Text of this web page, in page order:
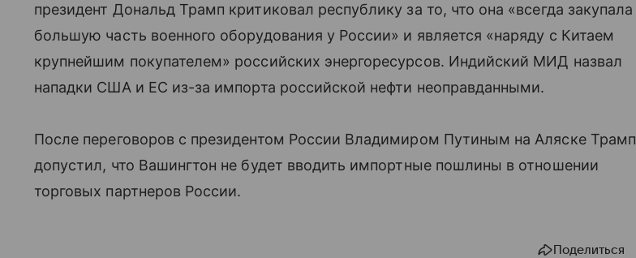
президент Дональд Трамп критиковал республику за то, что она «всегда закупала
большую часть военного оборудования у России» и является «наряду с Китаем
крупнейшим покупателем» российских энергоресурсов. Индийский МИД назвал
нападки США и ЕС из-за импорта российской нефти неоправданными.
После переговоров с президентом России Владимиром Путиным на Аляске Трамп
допустил, что Вашингтон не будет вводить импортные пошлины в отношении
торговых партнеров России.
Поделиться